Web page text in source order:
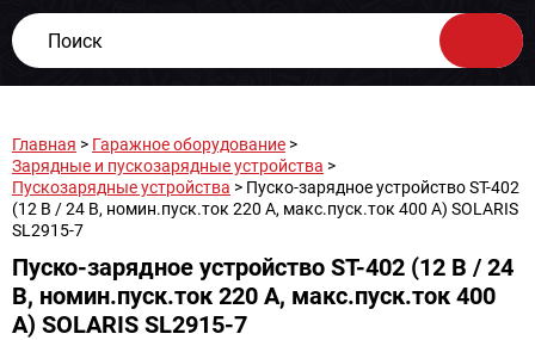
Главная > Гаражное оборудование >
Зарядные и пускозарядные устройства >
Пускозарядные устройства > Пуско-зарядное устройство ST-402
(12 В / 24 В, номин.пуск.ток 220 А, макс.пуск.ток 400 А) SOLARIS
SL2915-7
Пуско-зарядное устройство ST-402 (12 В / 24
В, номин.пуск.ток 220 А, макс.пуск.ток 400
А) SOLARIS SL2915-7